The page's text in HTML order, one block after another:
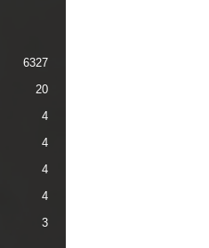
6327
20
4
4
4
4
3